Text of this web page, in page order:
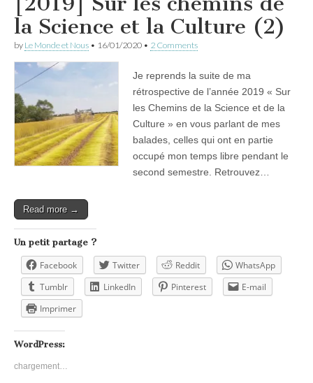
la Science et la Culture (2)
by Le Monde et Nous • 16/01/2020 • 2 Comments
Je reprends la suite de ma
rétrospective de l’année 2019 « Sur
les Chemins de la Science et de la
Culture » en vous parlant de mes
balades, celles qui ont en partie
occupé mon temps libre pendant le
second semestre. Retrouvez…
Read more →
Un petit partage ?
Facebook Twitter Reddit
WhatsApp
Tumblr
LinkedIn Pinterest
E-mail
Imprimer
WordPress:
chargement…